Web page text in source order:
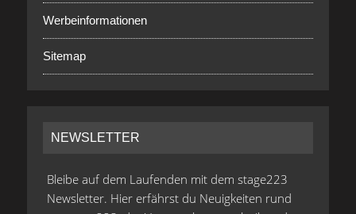
Werbeinformationen
Sitemap
NEWSLETTER
Bleibe auf dem Laufenden mit dem stage223
Newsletter. Hier erfährst du Neuigkeiten rund